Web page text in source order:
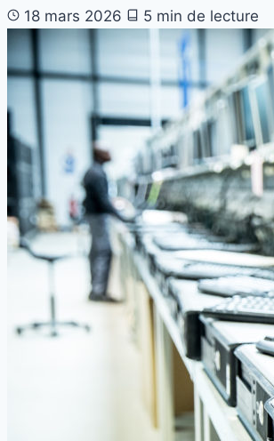
18 mars 2026 5 min de lecture